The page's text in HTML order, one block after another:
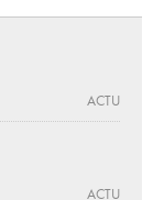
ACTU
ACTU